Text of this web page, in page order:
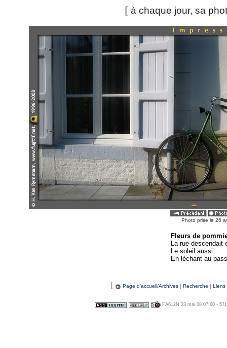
[ à chaque jour, sa
Photo prise le 26
Fleurs de
La rue descendait
Le soleil aussi.
En léchant au
[ Page d'accueil/Archives | Recherche | Liens
FA612N 23 mai 08 07:00 -